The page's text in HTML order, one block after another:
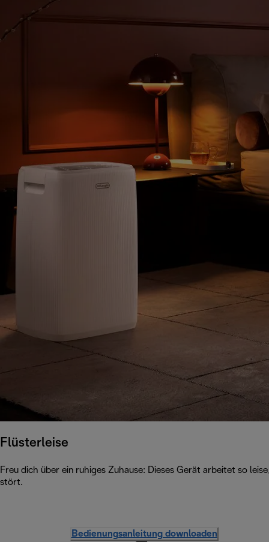
Flüsterleise
Freu dich über ein ruhiges Zuhause: Dieses Gerät arbeitet so
stört.
Bedienungsanleitung downloaden